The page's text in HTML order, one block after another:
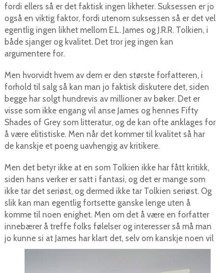
fordi ellers så er det faktisk ingen likheter. Suksessen er jo
også en viktig faktor, fordi utenom suksessen så er det vel
egentlig ingen likhet mellom E.L. James og J.R.R. Tolkien, i
både sjanger og kvalitet. Det tror jeg ingen kan
argumentere for.
Men hvorvidt hvem av dem er den største forfatteren, i
forhold til salg så kan man jo faktisk diskutere det, siden
begge har solgt hundrevis av millioner av bøker. Det er
visse som ikke engang vil anse James og hennes Fifty
Shades of Grey som litteratur, og de kan ofte anklages for
å være elitistiske. Men når det kommer til kvalitet så har
de kanskje et poeng uavhengig av kritikere.
Men det betyr ikke at en som Tolkien ikke har fått kritikk,
siden hans verker er satt i fantasi, og det er mange som
ikke tar det seriøst, og dermed ikke tar Tolkien seriøst. Og
slik kan man egentlig fortsette ganske lenge uten å
komme til noen enighet. Men om det å være en forfatter
innebærer å treffe folks følelser og interesser så må man
jo kunne si at James har klart det, selv om kanskje noen vil